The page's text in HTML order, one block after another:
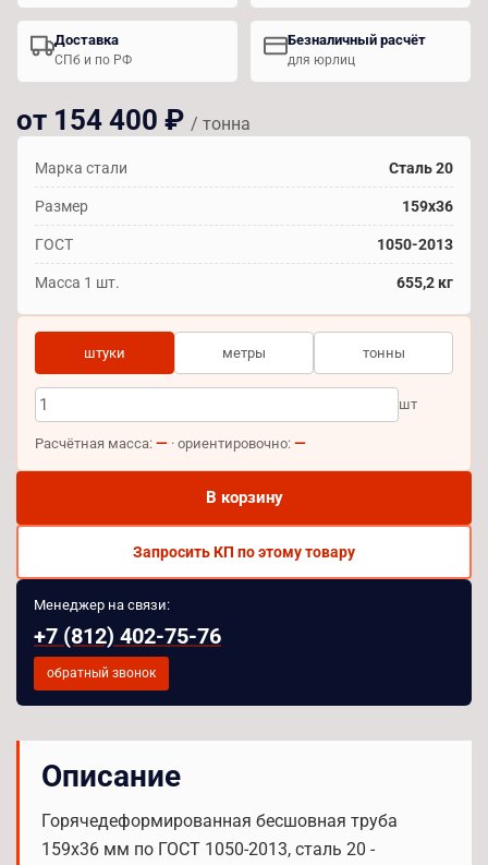
Доставка
СПб и по РФ
Безналичный расчёт
для юрлиц
от 154 400 ₽ / тонна
Марка стали Сталь 20
Размер 159x36
ГОСТ 1050-2013
Масса 1 шт. 655,2 кг
штуки метры тонны
шт
Расчётная масса: — · ориентировочно: —
В корзину
Запросить КП по этому товару
Менеджер на связи:
+7 (812) 402-75-76
обратный звонок
Описание
Горячедеформированная бесшовная труба
159x36 мм по ГОСТ 1050-2013, сталь 20 -